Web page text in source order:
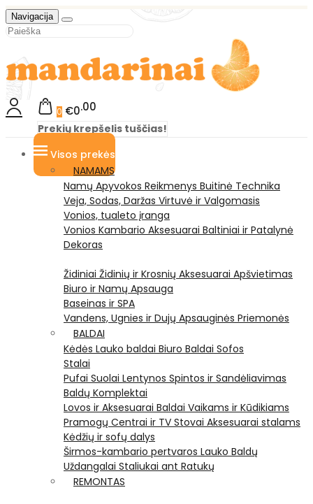
Navigacija
0 €0 00
Prekių krepšelis tuščias!
Visos prekės
NAMAMS
Namų Apyvokos Reikmenys Buitinė Technika
Veja, Sodas, Daržas Virtuvė ir Valgomasis
Vonios, tualeto įranga
Vonios Kambario Aksesuarai Baltiniai ir Patalynė
Dekoras
Židiniai Židinių ir Krosnių Aksesuarai Apšvietimas
Biuro ir Namų Apsauga
Baseinas ir SPA
Vandens, Ugnies ir Dujų Apsauginės Priemonės
BALDAI
Kėdės Lauko baldai Biuro Baldai Sofos
Stalai
Pufai Suolai Lentynos Spintos ir Sandėliavimas
Baldų Komplektai
Lovos ir Aksesuarai Baldai Vaikams ir Kūdikiams
Pramogų Centrai ir TV Stovai Aksesuarai stalams
Kėdžių ir sofų dalys
Širmos-kambario pertvaros Lauko Baldų
Uždangalai Staliukai ant Ratukų
REMONTAS